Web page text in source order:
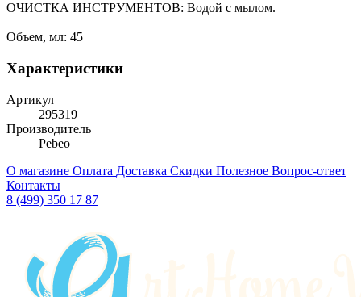
ОЧИСТКА ИНСТРУМЕНТОВ: Водой с мылом.
Объем, мл: 45
Характеристики
Артикул
295319
Производитель
Pebeo
О магазине Оплата Доставка Скидки Полезное Вопрос-ответ
Контакты
8 (499) 350 17 87